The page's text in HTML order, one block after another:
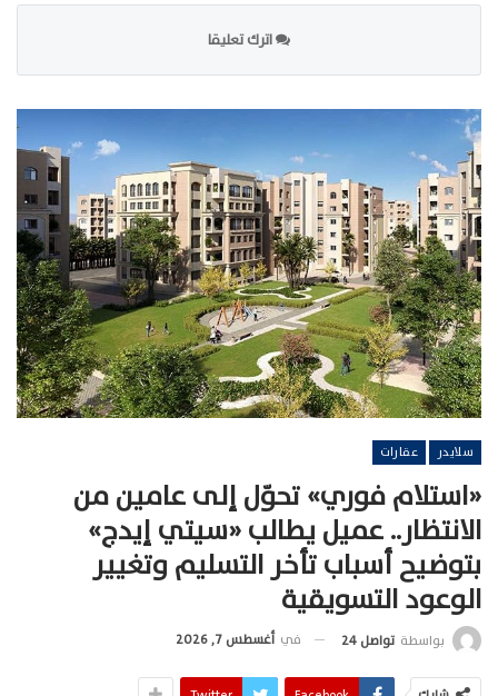
اترك تعليقا
سلايدر عقارات
«استلام فوري» تحوّل إلى عامين من
الانتظار.. عميل يطالب «سيتي إيدج»
بتوضيح أسباب تأخر التسليم وتغيير
الوعود التسويقية
بواسطة تواصل 24 في أغسطس 7, 2026